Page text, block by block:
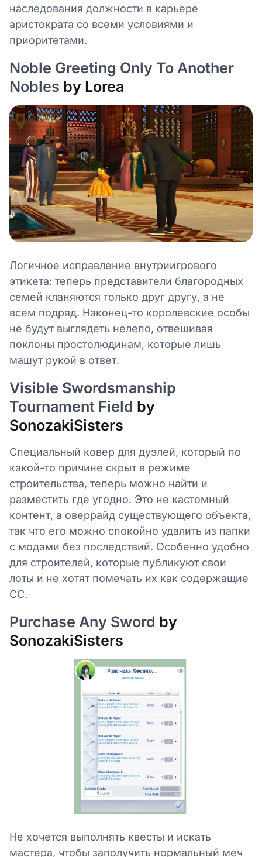
наследования должности в карьере
аристократа со всеми условиями и
приоритетами.
Noble Greeting Only To Another
Nobles by Lorea
Логичное исправление внутриигрового
этикета: теперь представители благородных
семей кланяются только друг другу, а не
всем подряд. Наконец-то королевские особы
не будут выглядеть нелепо, отвешивая
поклоны простолюдинам, которые лишь
машут рукой в ответ.
Visible Swordsmanship
Tournament Field by
SonozakiSisters
Специальный ковер для дуэлей, который по
какой-то причине скрыт в режиме
строительства, теперь можно найти и
разместить где угодно. Это не кастомный
контент, а оверрайд существующего объекта,
так что его можно спокойно удалить из папки
с модами без последствий. Особенно удобно
для строителей, которые публикуют свои
лоты и не хотят помечать их как содержащие
CC.
Purchase Any Sword by
SonozakiSisters
Не хочется выполнять квесты и искать
мастера, чтобы заполучить нормальный меч